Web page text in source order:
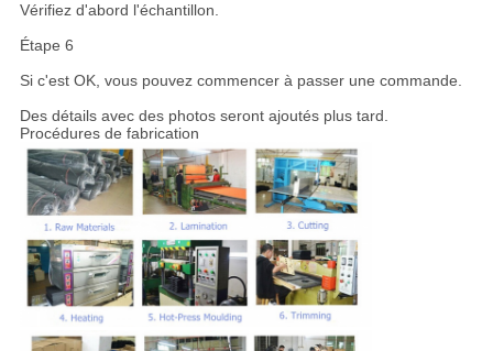
Vérifiez d'abord l'échantillon.
Étape 6
Si c'est OK, vous pouvez commencer à passer une commande.
Des détails avec des photos seront ajoutés plus tard.
Procédures de fabrication